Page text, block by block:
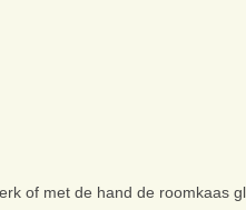
of met de hand de roomkaas